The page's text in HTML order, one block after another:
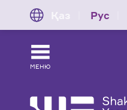
Рус
МЕНЮ